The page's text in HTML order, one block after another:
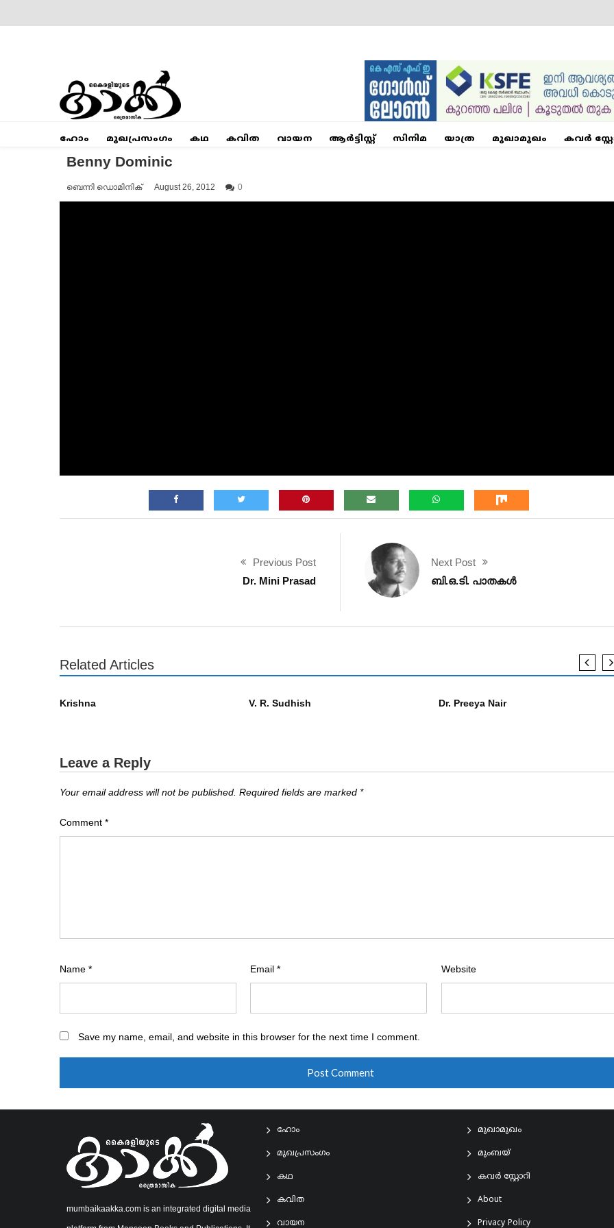
Mumbai Kaakka
ഹോം മുഖപ്രസംഗം കഥ കവിത വായന ആര്‍ട്ടിസ്റ്റ് സിനിമ യാത്ര മുഖാമുഖം കവർ
Benny Dominic
ബെന്നി ഡൊമിനിക് August 26, 2012 0
Previous Post
Dr. Mini Prasad
Next Post
ബി.ഒ.ടി. പാതകൾ
Related Articles
എഴുത്തുകാർ
Krishna
എഴുത്തുകാർ
V. R. Sudhish
എഴുത്തുകാർ
Dr. Preeya Nair
Leave a Reply
Your email address will not be published. Required fields are marked *
Comment *
Name * Email* Website
Save my name, email, and website in this browser for the next time I comment.
mumbaikaakka.com is an integrated digital media
ഹോം
മുഖപ്രസംഗം
കഥ
കവിത
വായന
മുഖാമുഖം
മുംബയ്
കവർ സ്റ്റോറി
About
Privacy Policy